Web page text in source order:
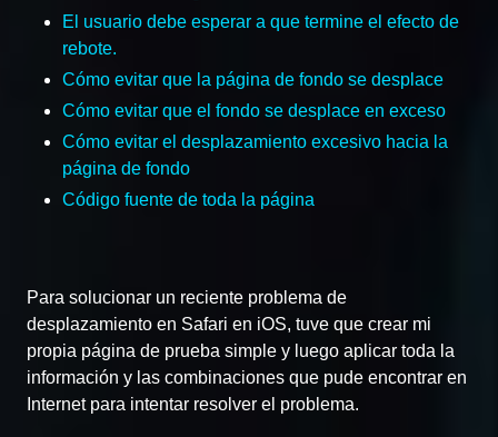
El usuario debe esperar a que termine el efecto de
rebote.
Cómo evitar que la página de fondo se desplace
Cómo evitar que el fondo se desplace en exceso
Cómo evitar el desplazamiento excesivo hacia la
página de fondo
Código fuente de toda la página
Para solucionar un reciente problema de
desplazamiento en Safari en iOS, tuve que crear mi
propia página de prueba simple y luego aplicar toda la
información y las combinaciones que pude encontrar en
Internet para intentar resolver el problema.